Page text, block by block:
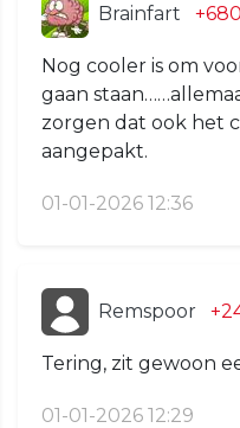
Brainfart
Nog cooler is om
gaan
zorgen dat ook het
aangepakt.
01-01-2026 12:36
Remspoor
Tering, zit gewoon
01-01-2026 12:29